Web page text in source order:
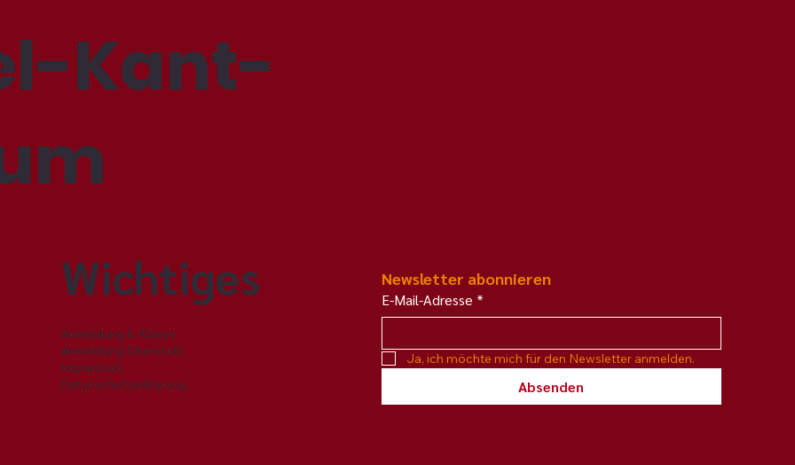
Alles für'n Arsch? – Was
hinter unserem
steckte
Kant-
Wichtiges
Anmeldung 5. Klasse
Anmeldung Oberstufe
Impressum
Datenschutzerklärung
Newsletter abonnieren
E-Mail-Adresse *
Ja, ich möchte mich für den Newsletter anmelden.
Absenden